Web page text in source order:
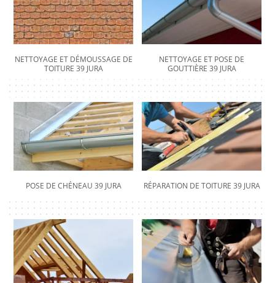
NETTOYAGE ET DÉMOUSSAGE DE
TOITURE 39 JURA
NETTOYAGE ET POSE DE
GOUTTIÈRE 39 JURA
POSE DE CHÉNEAU 39 JURA RÉPARATION DE TOITURE 39 JURA